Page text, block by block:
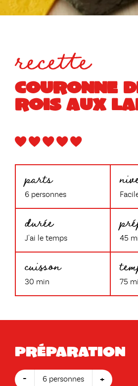
recette
COURONNE
ROIS AUX
parts
6 personnes
durée
J'ai le temps 45
cuisson
30 min 75
Préparation
- 6 personnes +